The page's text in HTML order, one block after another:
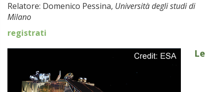
Relatore: Domenico Pessina, Università degli studi di
Milano
registrati
Le